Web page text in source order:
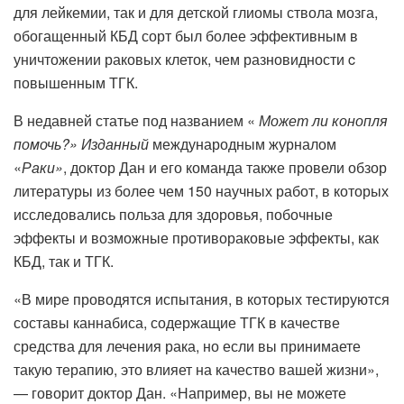
для лейкемии, так и для детской глиомы ствола мозга,
обогащенный КБД сорт был более эффективным в
уничтожении раковых клеток, чем разновидности c
повышенным ТГК.
В недавней статье под названием « Может ли конопля
помочь?» Изданный международным журналом
«Раки», доктор Дан и его команда также провели обзор
литературы из более чем 150 научных работ, в которых
исследовались польза для здоровья, побочные
эффекты и возможные противораковые эффекты, как
КБД, так и ТГК.
«В мире проводятся испытания, в которых тестируются
составы каннабиса, содержащие ТГК в качестве
средства для лечения рака, но если вы принимаете
такую ​​терапию, это влияет на качество вашей жизни»,
— говорит доктор Дан. «Например, вы не можете